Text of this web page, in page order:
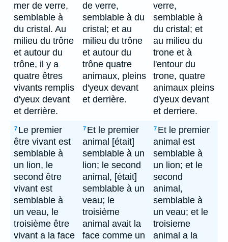
mer de verre,
semblable à
du cristal. Au
milieu du trône
et autour du
trône, il y a
quatre êtres
vivants remplis
d'yeux devant
et derrière.
de verre,
semblable à du
cristal; et au
milieu du trône
et autour du
trône quatre
animaux, pleins
d'yeux devant
et derrière.
verre,
semblable à
du cristal; et
au milieu du
trone et à
l'entour du
trone, quatre
animaux pleins
d'yeux devant
et derriere.
7 Le premier
être vivant est
semblable à
un lion, le
second être
vivant est
semblable à
un veau, le
troisième être
vivant a la face
7 Et le premier
animal [était]
semblable à un
lion; le second
animal, [était]
semblable à un
veau; le
troisième
animal avait la
face comme un
7 Et le premier
animal est
semblable à
un lion; et le
second
animal,
semblable à
un veau; et le
troisieme
animal a la